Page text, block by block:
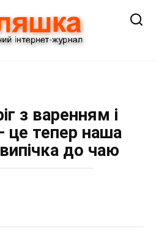
з варенням і
тепер наша
до чаю